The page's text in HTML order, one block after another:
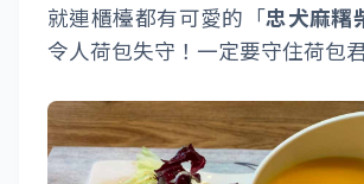
就連櫃檯都有可愛的「忠犬麻糬
令人荷包失守！一定要守住荷包君